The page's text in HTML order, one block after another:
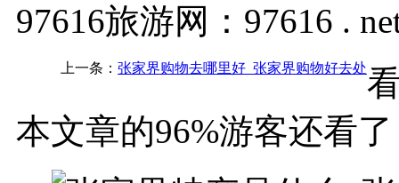
97616旅游网：97616 .
上一条： 张家界购物去哪里好_张家界购物好去处
本文章的96%游客还看